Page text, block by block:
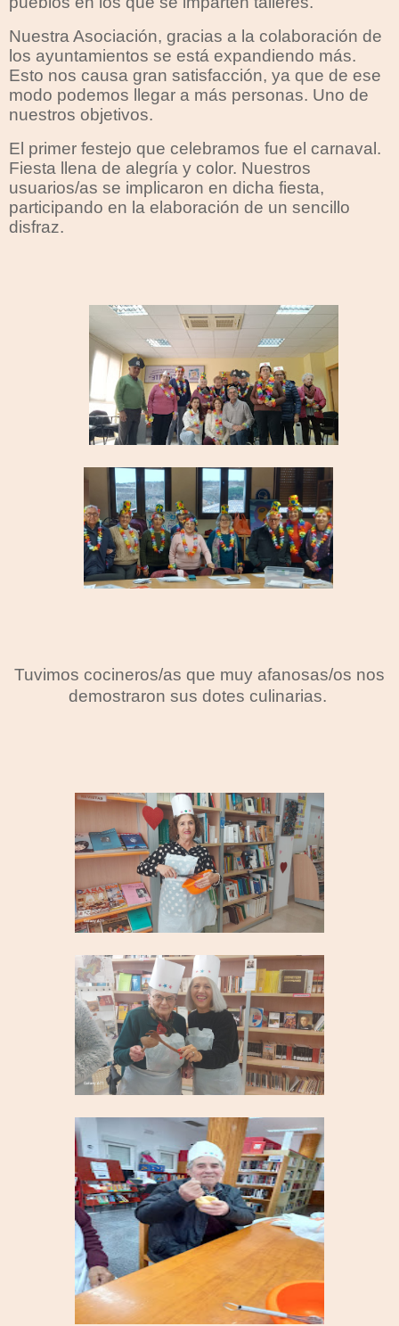
Nuestra Asociación, gracias a la colaboración de
los ayuntamientos se está expandiendo más.
Esto nos causa gran satisfacción, ya que de ese
modo podemos llegar a más personas. Uno de
nuestros objetivos.
El primer festejo que celebramos fue el carnaval.
Fiesta llena de alegría y color. Nuestros
usuarios/as se implicaron en dicha fiesta,
participando en la elaboración de un sencillo
disfraz.
Tuvimos cocineros/as que muy afanosas/os nos
demostraron sus dotes culinarias.